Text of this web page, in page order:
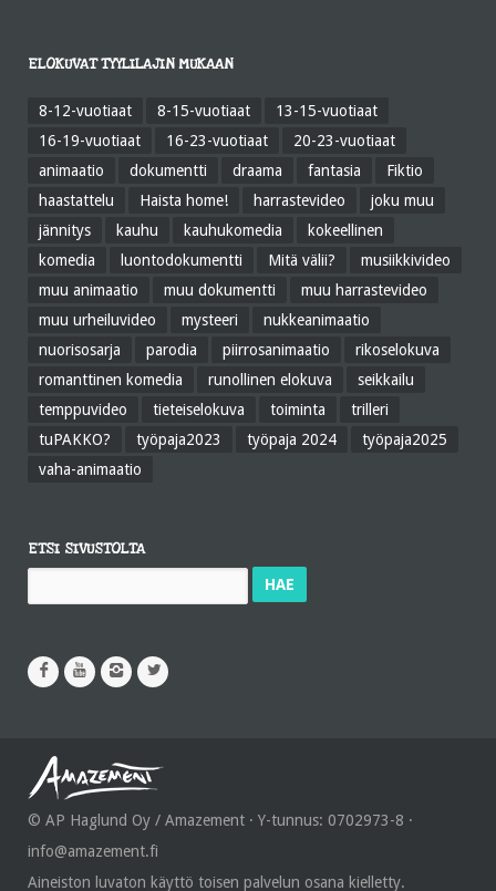
ELOKUVAT TYYLILAJIN MUKAAN
8-12-vuotiaat 8-15-vuotiaat
13-15-vuotiaat
16-19-vuotiaat
16-23-vuotiaat
20-23-vuotiaat
animaatio
dokumentti draama fantasia
Fiktio
haastattelu
Haista home! harrastevideo
joku muu
jännitys
kauhu kauhukomedia
kokeellinen
komedia
luontodokumentti Mitä välii?
musiikkivideo
muu animaatio
muu dokumentti
muu harrastevideo
muu urheiluvideo
mysteeri
nukkeanimaatio
nuorisosarja
parodia piirrosanimaatio
rikoselokuva
romanttinen komedia
runollinen elokuva
seikkailu
temppuvideo
tieteiselokuva toiminta
trilleri
tuPAKKO?
työpaja2023 työpaja 2024
työpaja2025
vaha-animaatio
ETSI SIVUSTOLTA
© AP Haglund Oy / Amazement · Y-tunnus: 0702973-8 ·
info@amazement.fi
Aineiston luvaton käyttö toisen palvelun osana kielletty.